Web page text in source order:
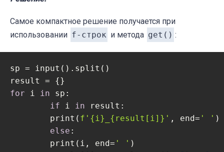
Самое компактное решение получается при
использовании f-строк и метода get() :
sp = input().split()
for i in sp:
if i in result:
    	print(
f' {i} {result[i]} ' , end= ' ' )
else :
    	print(i, end=
' ' )